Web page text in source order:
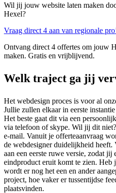
Wil jij jouw website laten maken
Hexel?
Vraag direct 4 aan van regionale
Ontvang direct 4 offertes om jouw
maken. Gratis en vrijblijvend.
Welk traject ga jij
Het webdesign proces is voor al
Jullie zullen elkaar in eerste
Het beste gaat dit via een
via telefoon of skype. Wil jij dit
e-mail. Vanuit je offerteaanvraag
de webdesigner duidelijkheid
aan een eerste ruwe versie, zodat
eindproduct eruit komt te zien. Heb
wordt er nog het een en ander
project, hoe vaker er tussentijdse
plaatsvinden.